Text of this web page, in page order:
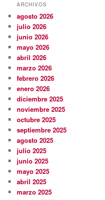
ARCHIVOS
agosto 2026
julio 2026
junio 2026
mayo 2026
abril 2026
marzo 2026
febrero 2026
enero 2026
diciembre 2025
noviembre 2025
octubre 2025
septiembre 2025
agosto 2025
julio 2025
junio 2025
mayo 2025
abril 2025
marzo 2025